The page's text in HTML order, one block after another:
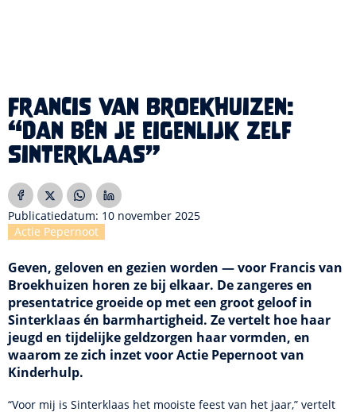
Francis van Broekhuizen:
“Dan bén je eigenlijk zelf
Sinterklaas”
Publicatiedatum: 10 november 2025
Actie Pepernoot
Geven, geloven en gezien worden — voor Francis van
Broekhuizen horen ze bij elkaar. De zangeres en
presentatrice groeide op met een groot geloof in
Sinterklaas én barmhartigheid. Ze vertelt hoe haar
jeugd en tijdelijke geldzorgen haar vormden, en
waarom ze zich inzet voor Actie Pepernoot van
Kinderhulp.
“Voor mij is Sinterklaas het mooiste feest van het jaar,” vertelt